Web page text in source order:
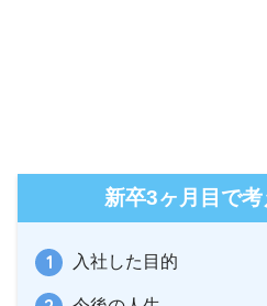
新卒3ヶ月目で
入社した目的